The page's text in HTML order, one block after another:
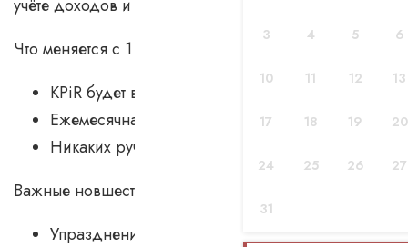
учёте доходов и расходов.
Что меняется с 1 января 2026:
KPiR будет вестись исключительно в
Ежемесячная передача данных в налоговую
Никаких ручных записей, сводных таблиц и
Важные новшества:
Упразднение упрощённой формы KPiR для
3 4 5 6
10 11 12 13
17 18 19 20
24 25 26 27
31